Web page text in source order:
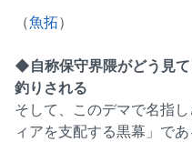
（魚拓）
◆自称保守界隈がどう見
釣りされる
そして、このデマで名指
ィアを支配する黒幕」で